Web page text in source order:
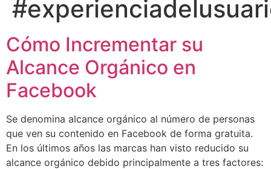
Cómo Incrementar su
Alcance Orgánico en
Facebook
Se denomina alcance orgánico al número de personas
que ven su contenido en Facebook de forma gratuita.
En los últimos años las marcas han visto reducido su
alcance orgánico debido principalmente a tres factores: